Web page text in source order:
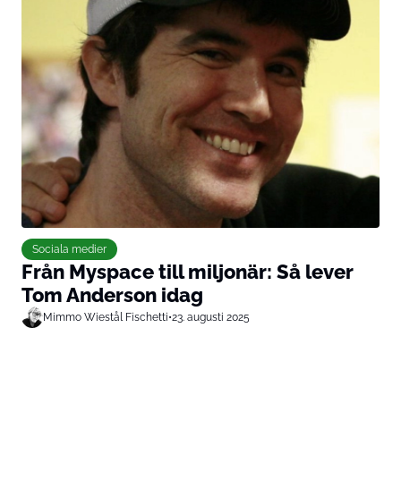
Sociala medier
Från Myspace till miljonär: Så lever
Tom Anderson idag
Mimmo Wiestål Fischetti•23. augusti 2025